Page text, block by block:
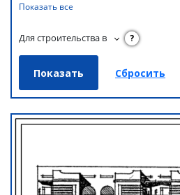
Показать все
Для строительства в ?